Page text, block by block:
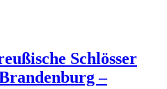
Schlösser
–